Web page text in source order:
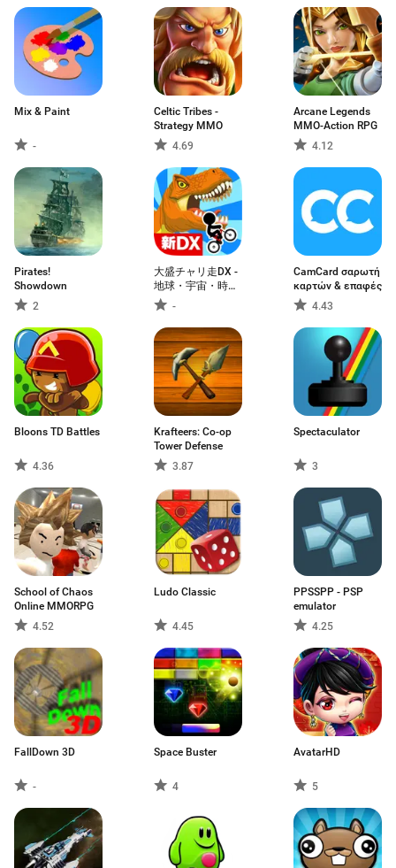
Mix & Paint
-
Celtic Tribes -
Strategy MMO
4.69
Arcane Legends
MMO-Action RPG
4.12
Pirates!
Showdown
2
大盛チャリ走DX -
地球・宇宙・時代
をかけめぐる
-
CamCard σαρωτή
καρτών & επαφές
4.43
Bloons TD Battles
4.36
Krafteers: Co-op
Tower Defense
3.87
Spectaculator
3
School of Chaos
Online MMORPG
4.52
Ludo Classic
4.45
PPSSPP - PSP
emulator
4.25
FallDown 3D
-
Space Buster
4
AvatarHD
5